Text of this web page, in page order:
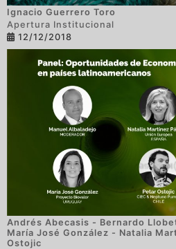
Ignacio Guerrero Toro
Apertura Institucional
12/12/2018
Andrés Abecasis - Bernardo
María José González - Natalia
Ostojic